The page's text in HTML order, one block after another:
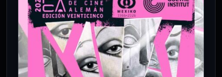
Rubio asegura que Ormuz sigue
abierto y confirma diálogo con Irán
4 Ago 2026
Washington afirma que barcos y petróleo
ya transitan por Ormuz mientras avanzan
las conversaciones con Irán y Omán.